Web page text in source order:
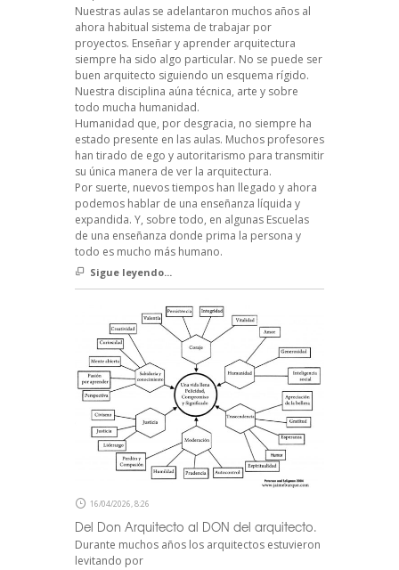
Nuestras aulas se adelantaron muchos años al
ahora habitual sistema de trabajar por
proyectos. Enseñar y aprender arquitectura
siempre ha sido algo particular. No se puede ser
buen arquitecto siguiendo un esquema rígido.
Nuestra disciplina aúna técnica, arte y sobre
todo mucha humanidad.
Humanidad que, por desgracia, no siempre ha
estado presente en las aulas. Muchos profesores
han tirado de ego y autoritarismo para transmitir
su única manera de ver la arquitectura.
Por suerte, nuevos tiempos han llegado y ahora
podemos hablar de una enseñanza líquida y
expandida. Y, sobre todo, en algunas Escuelas
de una enseñanza donde prima la persona y
todo es mucho más humano.
Sigue leyendo...
16/04/2026, 8:26
Del Don Arquitecto al DON del arquitecto.
Durante muchos años los arquitectos estuvieron
levitando por